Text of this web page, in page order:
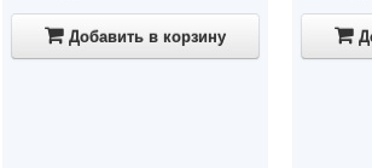
Добавить в корзину